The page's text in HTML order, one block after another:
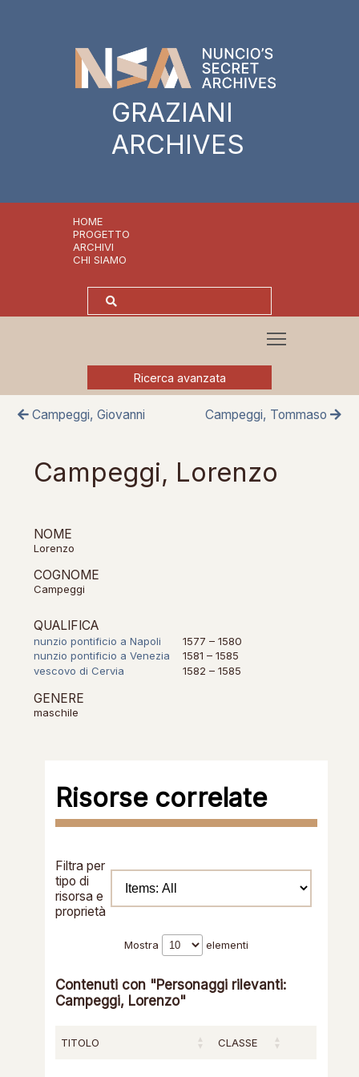
GRAZIANI
ARCHIVES
HOME
PROGETTO
ARCHIVI
CHI SIAMO
Ricerca avanzata
Campeggi, Giovanni Campeggi, Tommaso
Risorse correlate
Filtra per
tipo di
risorsa e
proprietà
Mostra elementi
Contenuti con "Personaggi rilevanti:
Campeggi, Lorenzo"
TITOLO CLASSE
Campeggi, Lorenzo
NOME
Lorenzo
COGNOME
Campeggi
QUALIFICA
nunzio pontificio a Napoli
1577 – 1580
nunzio pontificio a Venezia
1581 – 1585
vescovo di Cervia
1582 – 1585
GENERE
maschile